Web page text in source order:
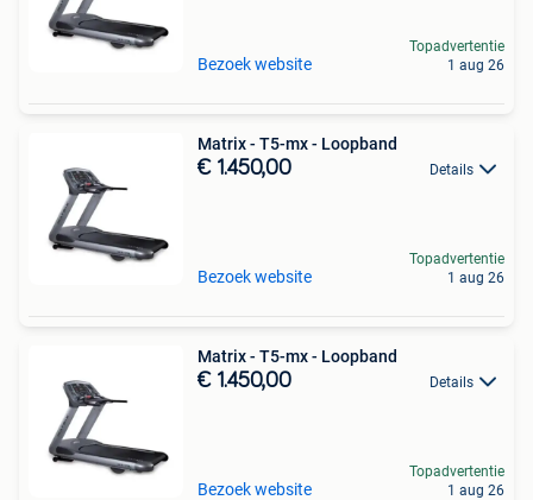
Bezoek website
Topadvertentie
1 aug 26
Matrix - T5-mx - Loopband
€ 1.450,00 Details
Bezoek website
Topadvertentie
1 aug 26
Matrix - T5-mx - Loopband
€ 1.450,00 Details
Bezoek website
Topadvertentie
1 aug 26